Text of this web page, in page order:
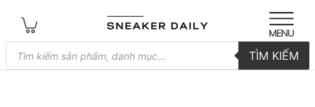
Tìm
kiếm
sản
TÌM KIẾM